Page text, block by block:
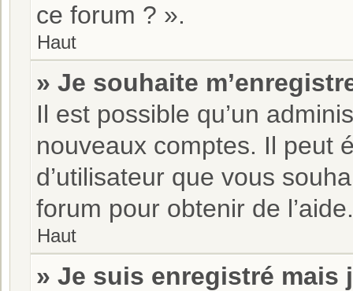
ce forum ? ».
Haut
» Je souhaite
Il est possible qu’un
nouveaux comptes. Il peut
d’utilisateur que vous
forum pour obtenir de l’aide.
Haut
» Je suis enregistré mais